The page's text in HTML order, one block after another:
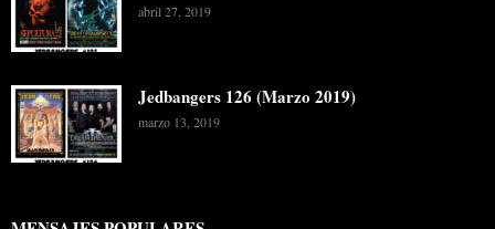
abril 27, 2019
Jedbangers 126 (Marzo 2019)
marzo 13, 2019